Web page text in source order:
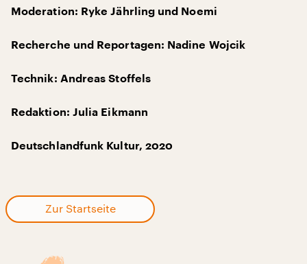
Moderation: Ryke Jährling und Noemi
Recherche und Reportagen: Nadine Wojcik
Technik: Andreas Stoffels
Redaktion: Julia Eikmann
Deutschlandfunk Kultur, 2020
Zur Startseite